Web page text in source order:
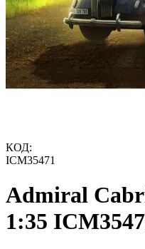
КОД:
ICM35471
Admiral
1:35